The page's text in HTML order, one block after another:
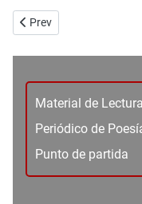
Material de Lectura
Periódico de
Punto de partida
Previous article: No. 91
Prev